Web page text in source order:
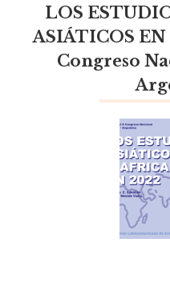
LOS
ASIÁTICOS
Congreso